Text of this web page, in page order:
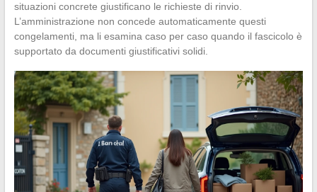
situazioni concrete giustificano le richieste di rinvio.
L’amministrazione non concede automaticamente questi
congelamenti, ma li esamina caso per caso quando il fascicolo è
supportato da documenti giustificativi solidi.